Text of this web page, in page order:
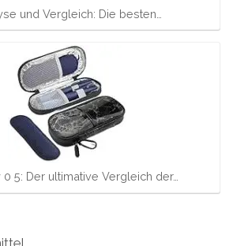
und Vergleich: Die besten…
5: Der ultimative Vergleich der…